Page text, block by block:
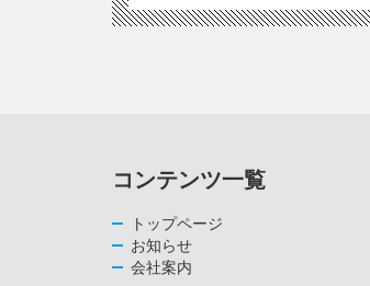
コンテンツ一覧
トップページ
お知らせ
会社案内